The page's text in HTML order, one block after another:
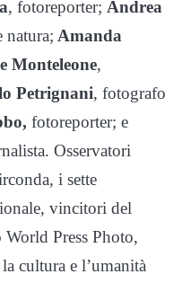
, fotoreporter; Andrea
Amanda
Monteleone,
Petrignani, fotografo
fotoreporter; e
Osservatori
i sette
vincitori del
Press Photo,
cultura e l’umanità